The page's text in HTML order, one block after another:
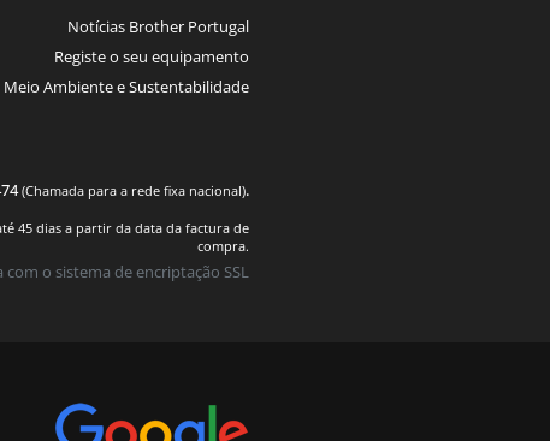
Notícias Brother Portugal
Registe o seu equipamento
Meio Ambiente e Sustentabilidade
(Chamada para a rede fixa nacional).
45 dias a partir da data da factura de
compra.
o sistema de encriptação SSL